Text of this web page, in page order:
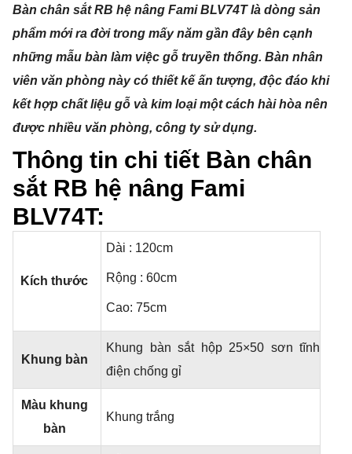
Bàn chân sắt RB hệ nâng Fami BLV74T là dòng sản
phẩm mới ra đời trong mấy năm gần đây bên cạnh
những mẫu bàn làm việc gỗ truyền thống. Bàn nhân
viên văn phòng này có thiết kế ấn tượng, độc đáo khi
kết hợp chất liệu gỗ và kim loại một cách hài hòa nên
được nhiều văn phòng, công ty sử dụng.
Thông tin chi tiết Bàn chân
sắt RB hệ nâng Fami
BLV74T:
Kích thước
Dài : 120cm
Rộng : 60cm
Cao: 75cm
Khung bàn
Khung bàn sắt hộp 25×50 sơn tĩnh
điện chống gỉ
Màu khung
bàn
Khung trắng